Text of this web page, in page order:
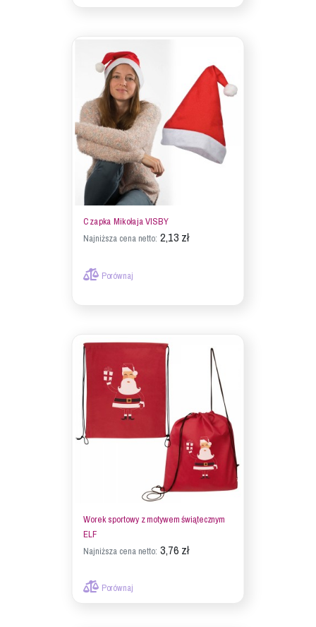
Czapka Mikołaja VISBY
Najniższa cena netto: 2,13 zł
Porównaj
Worek sportowy z motywem świątecznym
ELF
Najniższa cena netto: 3,76 zł
Porównaj